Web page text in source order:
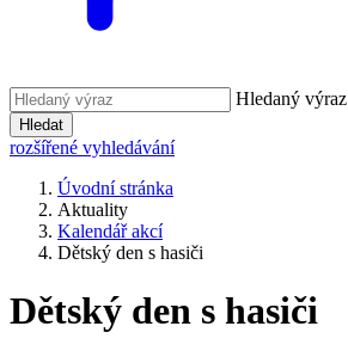
Hledaný výraz
Hledat
rozšířené vyhledávání
Úvodní stránka
Aktuality
Kalendář akcí
Dětský den s hasiči
Dětský den s hasiči